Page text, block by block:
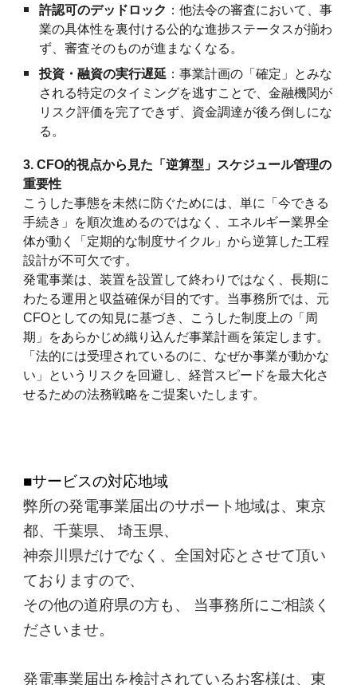
許認可のデッドロック ：他法令の審査において、事
業の具体性を裏付ける公的な進捗ステータスが揃わ
ず、審査そのものが進まなくなる。
投資・融資の実行遅延 ：事業計画の「確定」とみな
される特定のタイミングを逃すことで、金融機関が
リスク評価を完了できず、資金調達が後ろ倒しにな
る。
3. CFO的視点から見た「逆算型」スケジュール管理の
重要性
こうした事態を未然に防ぐためには、単に「今できる
手続き」を順次進めるのではなく、エネルギー業界全
体が動く「定期的な制度サイクル」から逆算した工程
設計が不可欠です。
発電事業は、装置を設置して終わりではなく、長期に
わたる運用と収益確保が目的です。当事務所では、元
CFOとしての知見に基づき、こうした制度上の「周
期」をあらかじめ織り込んだ事業計画を策定します。
「法的には受理されているのに、なぜか事業が動かな
い」というリスクを回避し、経営スピードを最大化さ
せるための法務戦略をご提案いたします。
■サービスの対応地域
弊所の発電事業届出のサポート地域は、東京
都、千葉県、 埼玉県、
神奈川県だけでなく、全国対応とさせて頂い
ておりますので、
その他の道府県の方も、 当事務所にご相談く
ださいませ。
発電事業届出を検討されているお客様は、東